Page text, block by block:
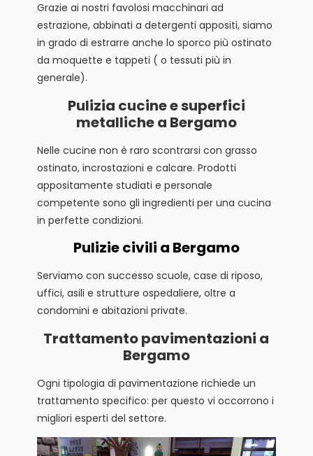
Grazie ai nostri favolosi macchinari ad
estrazione, abbinati a detergenti appositi, siamo
in grado di estrarre anche lo sporco più ostinato
da moquette e tappeti ( o tessuti più in
generale).
Pulizia cucine e superfici
metalliche a Bergamo
Nelle cucine non è raro scontrarsi con grasso
ostinato, incrostazioni e calcare. Prodotti
appositamente studiati e personale
competente sono gli ingredienti per una cucina
in perfette condizioni.
Pulizie civili a Bergamo
Serviamo con successo scuole, case di riposo,
uffici, asili e strutture ospedaliere, oltre a
condomini e abitazioni private.
Trattamento pavimentazioni a
Bergamo
Ogni tipologia di pavimentazione richiede un
trattamento specifico: per questo vi occorrono i
migliori esperti del settore.